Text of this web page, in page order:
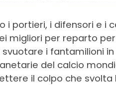
i portieri, i difensori e
migliori per reparto
i fantamilioni
del calcio
il colpo che svolta